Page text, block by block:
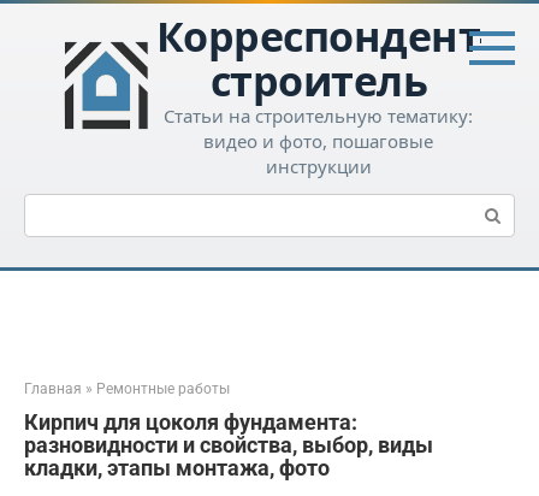
Перейти
контенту
Корреспондент-
строитель
Статьи на строительную тематику:
видео и фото, пошаговые
инструкции
Поиск:
Главная » Ремонтные работы
Кирпич для цоколя фундамента:
разновидности и свойства, выбор, виды
кладки, этапы монтажа, фото